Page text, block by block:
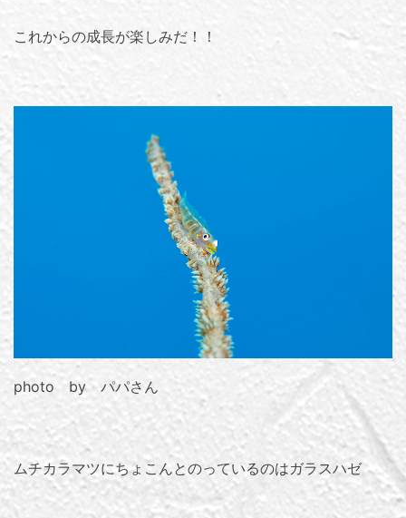
これからの成長が楽しみだ！！
photo by パパさん
ムチカラマツにちょこんとのっているのはガラスハゼ